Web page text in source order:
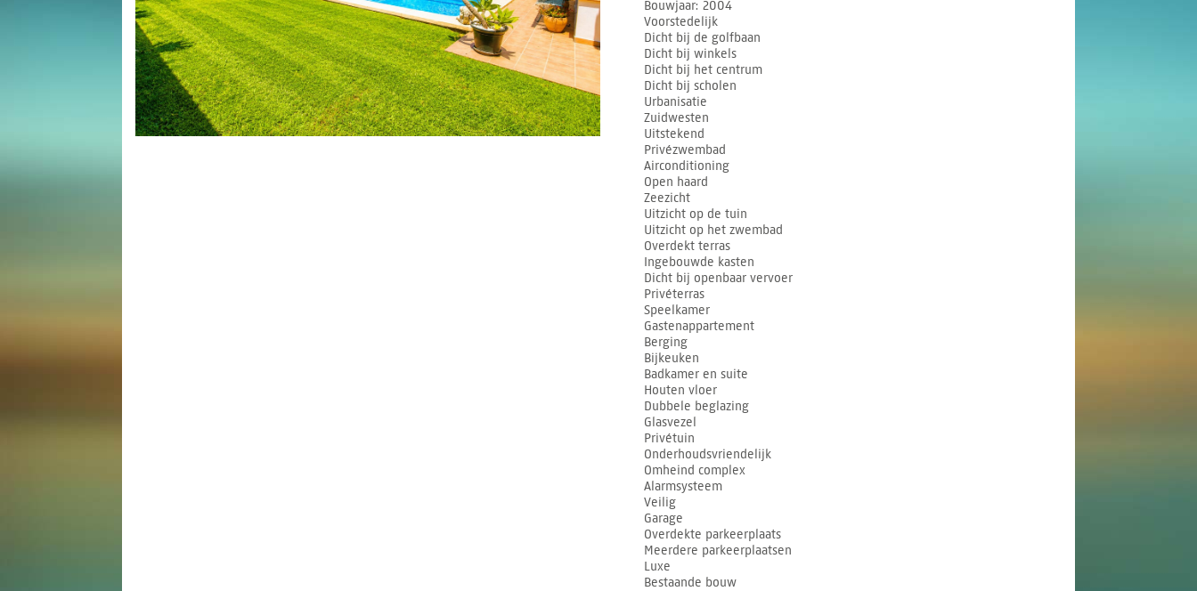
Bouwjaar 2004
Voorstedelijk
Dicht bij de golfbaan
Dicht bij winkels
Dicht bij het centrum
Dicht bij scholen
Urbanisatie
Zuidwesten
Uitstekend
Privézwembad
Airconditioning
Open haard
Zeezicht
Uitzicht op de tuin
Uitzicht op het zwembad
Overdekt terras
Ingebouwde kasten
Dicht bij openbaar vervoer
Privéterras
Speelkamer
Gastenappartement
Berging
Bijkeuken
Badkamer en suite
Houten vloer
Dubbele beglazing
Glasvezel
Privétuin
Onderhoudsvriendelijk
Omheind complex
Alarmsysteem
Veilig
Garage
Overdekte parkeerplaats
Meerdere parkeerplaatsen
Luxe
Bestaande bouw